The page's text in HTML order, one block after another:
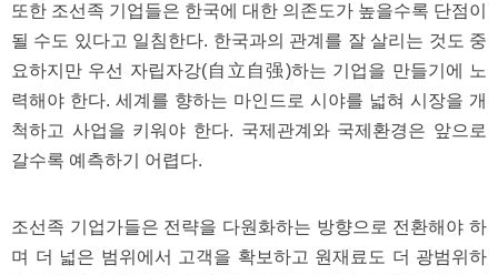
또한 조선족 기업들은 한국에 대한 의존도가 높을수록 단점이
될 수도 있다고 일침한다. 한국과의 관계를 잘 살리는 것도 중
요하지만 우선 자립자강(自立自强)하는 기업을 만들기에 노
력해야 한다. 세계를 향하는 마인드로 시야를 넓혀 시장을 개
척하고 사업을 키워야 한다. 국제관계와 국제환경은 앞으로
갈수록 예측하기 어렵다.
조선족 기업가들은 전략을 다원화하는 방향으로 전환해야 하
며 더 넓은 범위에서 고객을 확보하고 원재료도 더 광범위하